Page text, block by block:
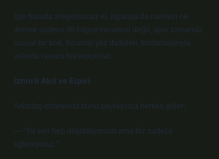
İşte burada anlıyorsunuz ki, İspanya’da nasılsın ne
demek sadece dil bilgisi meselesi değil, aynı zamanda
sosyal bir kod. İnsanlar yüz ifadeleri, tonlamalarıyla
aslında cevabı hissediyorlar.
İzmirli Akıl ve Espiri
Arkadaş ortamında bunu paylaşınca herkes güler:
— “Ya sen hep düşünüyorsun ama biz sadece
eğleniyoruz.”